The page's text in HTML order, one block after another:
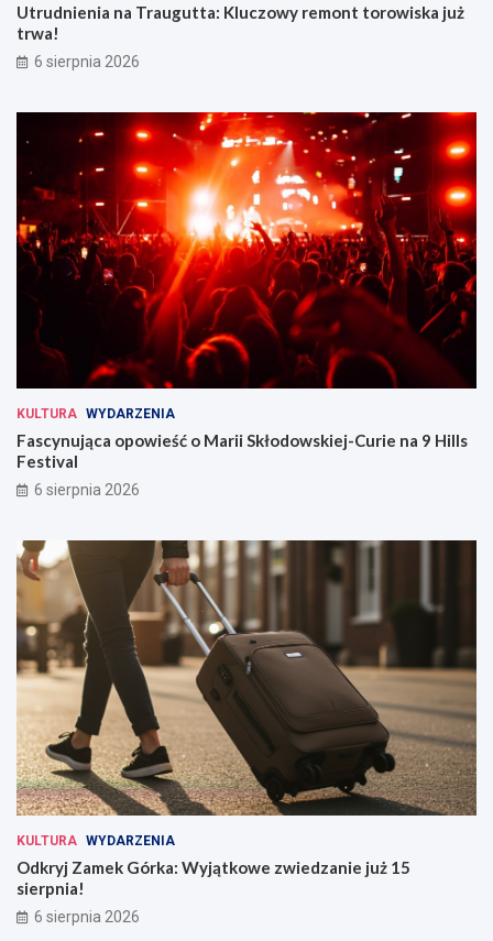
Utrudnienia na Traugutta: Kluczowy remont torowiska już
trwa!
6 sierpnia 2026
KULTURA WYDARZENIA
Fascynująca opowieść o Marii Skłodowskiej-Curie na 9 Hills
Festival
6 sierpnia 2026
KULTURA WYDARZENIA
Odkryj Zamek Górka: Wyjątkowe zwiedzanie już 15
sierpnia!
6 sierpnia 2026